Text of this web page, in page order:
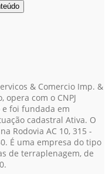
& Comercio Imp. &
opera com o CNPJ
e foi fundada em
cadastral Ativa. O
Rodovia AC 10, 315 -
É uma empresa do tipo
de terraplenagem, de